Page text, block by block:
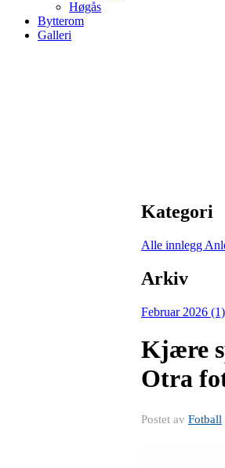
Høgås
Bytterom
Galleri
Kategori
Alle innlegg
Arkiv
Februar 2026 (1)
Kjære
Otra
Postet av Fotball